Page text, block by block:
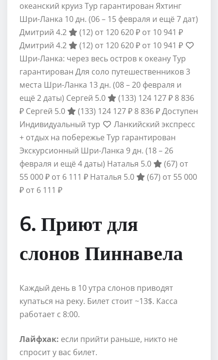
океанский круиз Тур гарантирован Яхтинг
Шри-Ланка 10 дн. (06 – 15 февраля и ещё 7 дат)
Дмитрий 4.2
(12) от 120 620 ₽ от 10 941 ₽
Дмитрий 4.2
(12) от 120 620 ₽ от 10 941 ₽
Шри-Ланка: через весь остров к океану Тур
гарантирован Для соло путешественников 3
места Шри-Ланка 13 дн. (08 – 20 февраля и
ещё 2 даты) Сергей 5.0 (133) 124 127 ₽ 8 836
₽ Сергей 5.0 (133) 124 127 ₽ 8 836 ₽Доступен
Индивидуальный тур
Ланкийский экспресс
+ отдых на побережье Тур гарантирован
Экскурсионный Шри-Ланка 9 дн. (18 – 26
февраля и ещё 4 даты) Наталья 5.0 (67) от
55 000 ₽ от 6 111 ₽ Наталья 5.0 (67) от 55 000
₽ от 6 111 ₽
6. Приют для
слонов Пиннавела
Каждый день в 10 утра слонов приводят
купаться на реку. Билет стоит ~13$. Касса
работает с 8:00.
Лайфхак: если прийти раньше, никто не
спросит у вас билет.